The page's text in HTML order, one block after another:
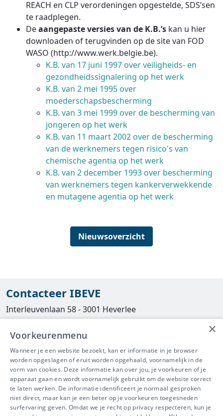
REACH en CLP verordeningen opgestelde, SDS’sen
te raadplegen.
Deaangepaste versies van de K.B.’s kan u hier
downloaden of terugvinden op de site van FOD
WASO (http://www.werk.belgie.be).
K.B. van 17 juni 1997 over veiligheids- en
gezondheidssignalering op het werk
K.B. van 2 mei 1995 over
moederschapsbescherming
K.B. van 3 mei 1999 over de bescherming van
jongeren op het werk
K.B. van 11 maart 2002 over de bescherming
van de werknemers tegen risico's van
chemische agentia op het werk
K.B. van 2 december 1993 over bescherming
van werknemers tegen kankerverwekkende
en mutagene agentia op het werk
Nieuwsoverzicht
Contacteer IBEVE
Interleuvenlaan 58 - 3001 Heverlee
016/390490
info@ibeve.be
asbest@ibeve.be
Ondernemingsnummer: 0436 612 044
×
Voorkeurenmenu
Wanneer je een website bezoekt, kan er informatie in je browser
worden opgeslagen of eruit worden opgehaald, voornamelijk in de
vorm van cookies. Deze informatie kan over jou, je voorkeuren of je
apparaat gaan en wordt voornamelijk gebruikt om de website correct
te laten werken. De informatie identificeert je normaal gesproken
niet direct, maar kan je een beter op je voorkeuren toegesneden
surfervaring geven. Omdat we je recht op privacy respecteren, kun je